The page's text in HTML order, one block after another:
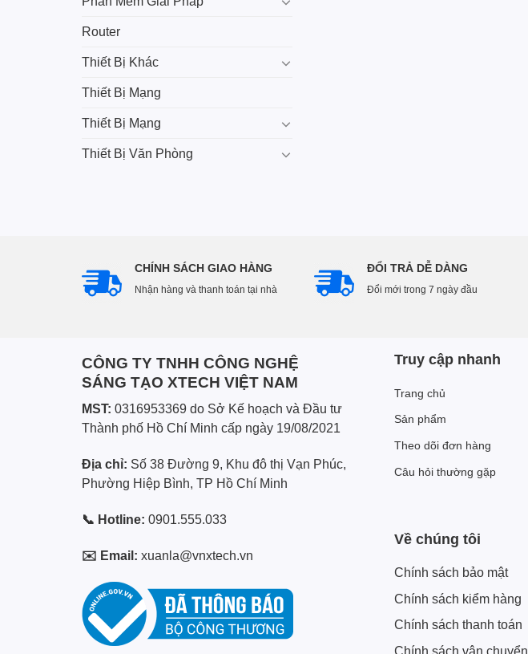
Router
Thiết Bị Khác
Thiết Bị Mạng
Thiết Bị Mạng
Thiết Bị Văn Phòng
CHÍNH SÁCH GIAO HÀNG
Nhận hàng và thanh toán tại nhà
ĐỔI TRẢ DỄ DÀNG
Đổi mới trong 7 ngày đầu
CÔNG TY TNHH CÔNG NGHỆ
SÁNG TẠO XTECH VIỆT NAM
MST: 0316953369 do Sở Kế hoạch và Đầu tư
Thành phố Hồ Chí Minh cấp ngày 19/08/2021
Địa chỉ: Số 38 Đường 9, Khu đô thị Vạn Phúc,
Phường Hiệp Bình, TP Hồ Chí Minh
📞 Hotline: 0901.555.033
✉️ Email: xuanla@vnxtech.vn
Truy cập nhanh
Trang chủ
Sản phẩm
Theo dõi đơn hàng
Câu hỏi thường gặp
Về chúng tôi
Chính sách bảo mật
Chính sách kiểm hàng
Chính sách thanh toán